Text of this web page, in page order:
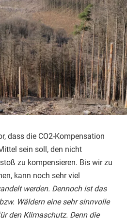
dass die CO2-Kompensation
sein soll, den nicht
zu kompensieren. Bis wir zu
kann noch sehr viel
werden. Dennoch ist das
Wäldern eine sehr sinnvolle
den Klimaschutz. Denn die